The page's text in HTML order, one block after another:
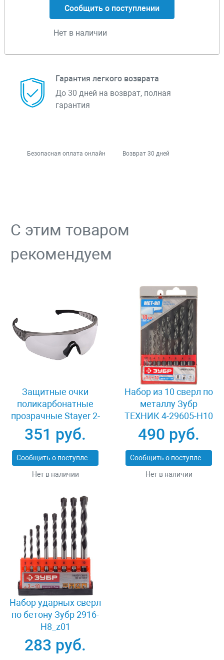
Сообщить о поступлении
Нет в наличии
Гарантия легкого возврата
До 30 дней на возврат, полная
гарантия
Безопасная оплата онлайн Возврат 30 дней
С этим товаром
рекомендуем
Защитные очки
поликарбонатные
прозрачные Stayer 2-
110431
351 руб.
Сообщить о поступлении
Нет в наличии
Набор из 10 сверл по
металлу Зубр
ТЕХНИК 4-29605-H10
490 руб.
Сообщить о поступлении
Нет в наличии
Набор ударных сверл
по бетону Зубр 2916-
H8_z01
283 руб.